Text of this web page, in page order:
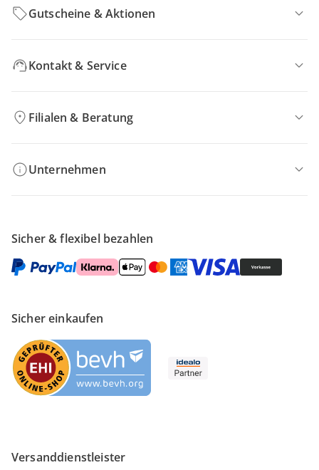
Gutscheine & Aktionen
Kontakt & Service
Filialen & Beratung
Unternehmen
Sicher & flexibel bezahlen
Sicher einkaufen
Versanddienstleister